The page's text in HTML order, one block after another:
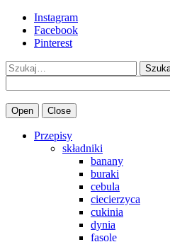
Instagram
Facebook
Pinterest
Szukaj
Open Close
Przepisy
składniki
banany
buraki
cebula
ciecierzyca
cukinia
dynia
fasole